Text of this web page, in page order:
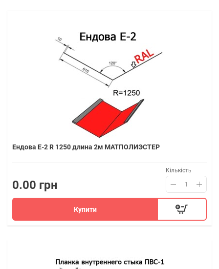
Ендова Е-2 R 1250 длина 2м МАТПОЛИЭСТЕР
0.00 грн
Кількість
Купити